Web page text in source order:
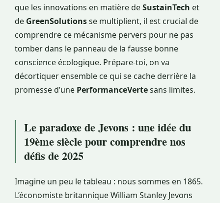
que les innovations en matière deSustainTech et
de GreenSolutionsse multiplient, il est crucial de
comprendre ce mécanisme pervers pour ne pas
tomber dans le panneau de la fausse bonne
conscience écologique. Prépare-toi, on va
décortiquer ensemble ce qui se cache derrière la
promesse d’une PerformanceVertesans limites.
Le paradoxe de Jevons : une idée du
19ème siècle pour comprendre nos
défis de 2025
Imagine un peu le tableau : nous sommes en 1865.
L’économiste britannique William Stanley Jevons